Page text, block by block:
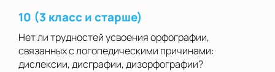
10 (3 класс и старше)
Нет ли трудностей усвоения орфографии,
связанных с логопедическими причинами:
дислексии, дисграфии, дизорфографии?